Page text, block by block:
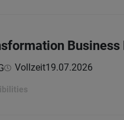
Vollzeit19.07.2026